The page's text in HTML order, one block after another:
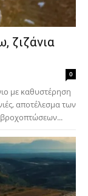
ζιζάνια
0
με καθυστέρηση
αποτέλεσμα των